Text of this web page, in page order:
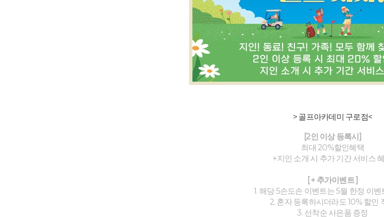
> 골프아카데미 구로점<
[2인 이상 등록시]
최대 20%할인혜택
+지인 소개 시 추가 기간 서비스
[ + 추가이벤트 ]
1. 해당 5손도손 이벤트는 5월 한정 이
2. 혼자 등록하시더라도 10% 할인
3. 선착순 사은품 증정